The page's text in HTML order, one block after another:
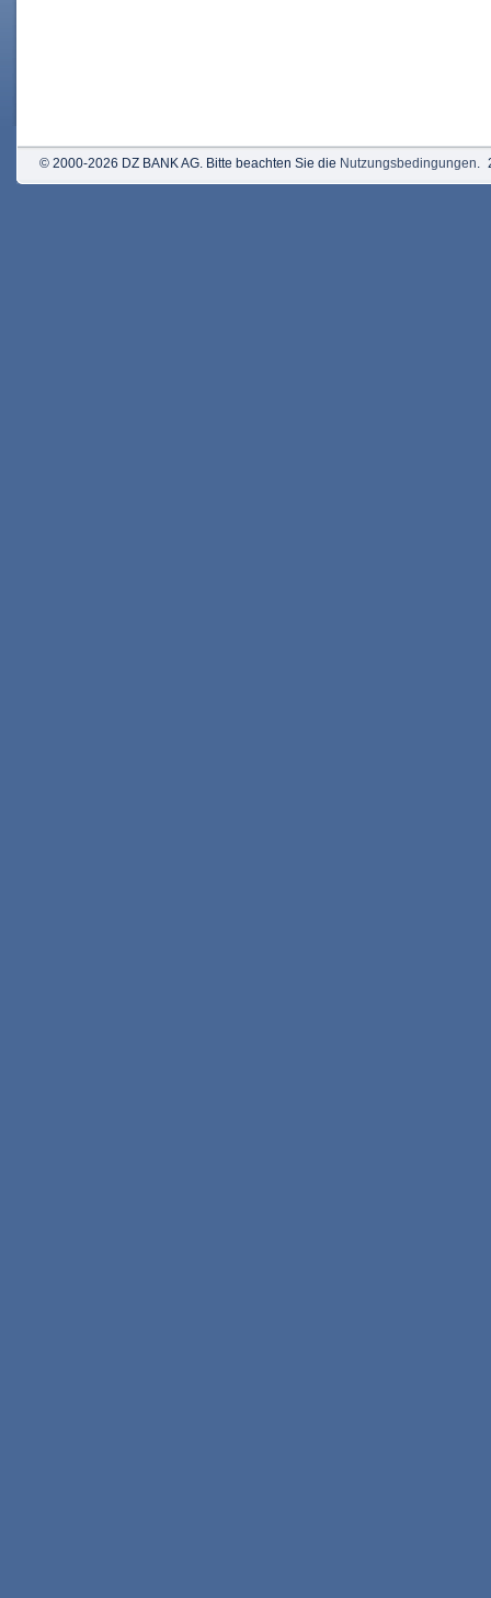
© 2000-2026 DZ BANK AG. Bitte beachten Sie die Nutzungsbedingungen.